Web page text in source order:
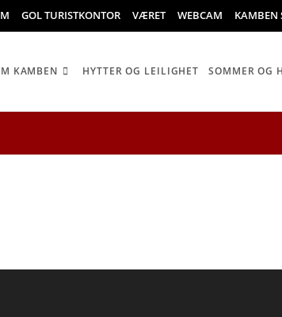
GOL TURISTKONTOR VÆRET WEBCAM KAMBEN
KAMBEN HYTTER OG LEILIGHET SOMMER OG